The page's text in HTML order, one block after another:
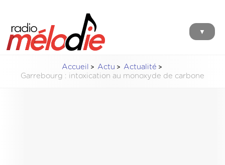
▼
Accueil Actu
Actualité
Garrebourg : intoxication au monoxyde de carbone